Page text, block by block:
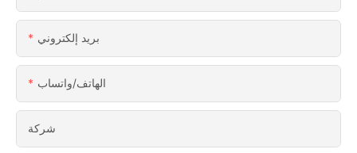
بريد إلكتروني
الهاتف/واتساب
شركة